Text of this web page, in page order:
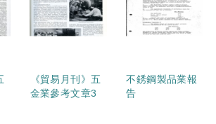
《貿易月刊》五
金業參考文章3
不銹鋼製品業報
告